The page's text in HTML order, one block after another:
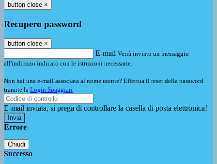
button close ×
Recupero password
button close ×
E-mail Verrà inviato un messaggio
all'indirizzo indicato con le istruzioni necessarie.
Non hai una e-mail associata al nome utente? Effettua il reset della password
tramite la Login Spaggiari
E-mail inviata, si prega di controllare la casella di posta elettronica!
Errore
Chiudi
Successo